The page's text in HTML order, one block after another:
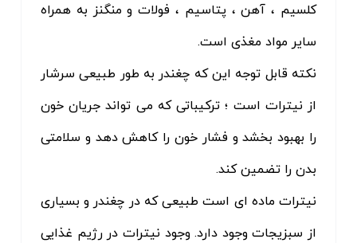
کلسیم ، آهن ، پتاسیم ، فولات و منگنز به همراه
سایر مواد مغذی است.
نکته قابل توجه این که چغندر به طور طبیعی سرشار
از نیترات است ؛ ترکیباتی که می تواند جریان خون
را بهبود بخشد و فشار خون را کاهش دهد و سلامتی
بدن را تضمین کند.
نیترات ماده ای است طبیعی که در چغندر و بسیاری
از سبزیجات وجود دارد. وجود نیترات در رژیم غذایی